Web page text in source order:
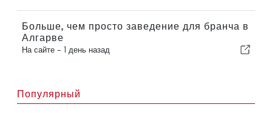
Больше, чем просто заведение для бранча в
Алгарве
На сайте - 1 день назад
Популярный